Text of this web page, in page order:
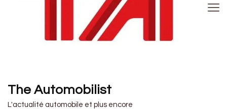
The Automobilist
L'actualité automobile et plus encore